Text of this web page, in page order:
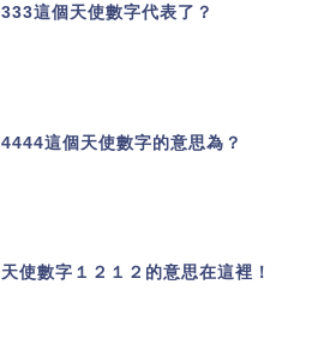
333這個天使數字代表了？
4444這個天使數字的意思為？
天使數字１２１２的意思在這裡！